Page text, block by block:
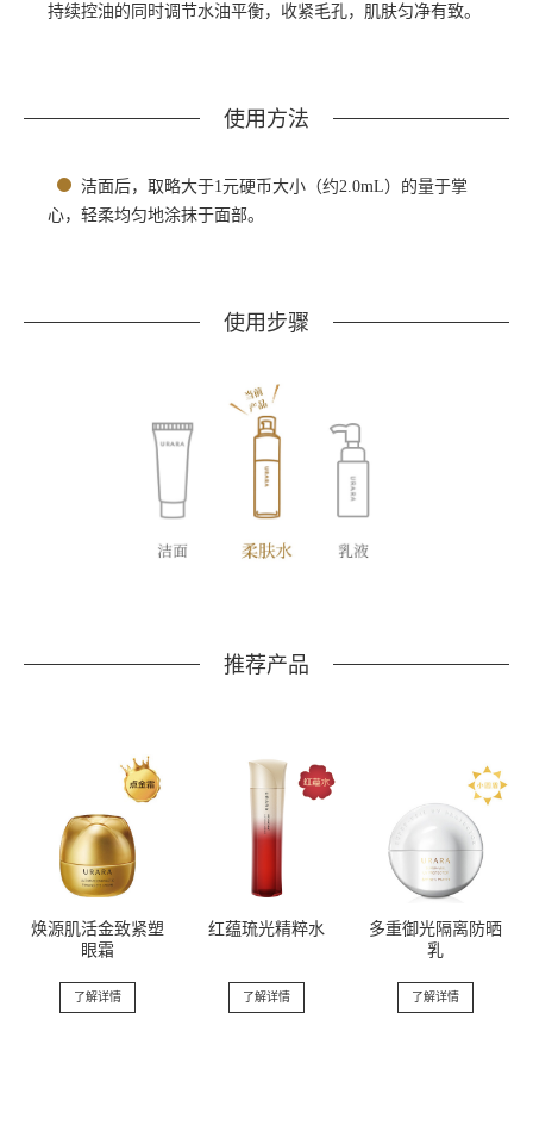
持续控油的同时调节水油平衡，收紧毛孔，肌肤匀净有致。
使用方法
洁面后，取略大于1元硬币大小（约2.0mL）的量于掌
心，轻柔均匀地涂抹于面部。
使用步骤
推荐产品
焕源肌活金致紧塑
眼霜
了解详情
红蕴琉光精粹水
了解详情
多重御光隔离防晒
乳
了解详情